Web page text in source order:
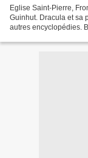
Eglise Saint-Pierre,
Guinhut. Dracula et sa
autres encyclopédies.